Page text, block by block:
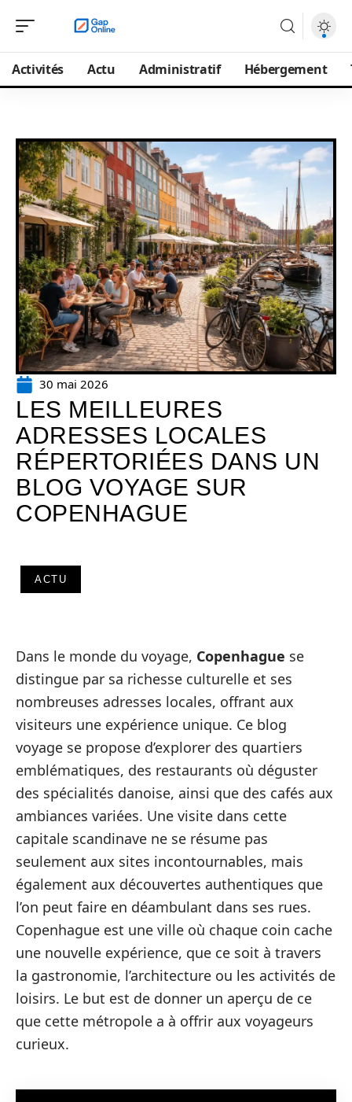
Activités Actu Administratif Hébergement
30 mai 2026
LES MEILLEURES
ADRESSES LOCALES
RÉPERTORIÉES DANS UN
BLOG VOYAGE SUR
COPENHAGUE
ACTU
Dans le monde du voyage, Copenhague se
distingue par sa richesse culturelle et ses
nombreuses adresses locales, offrant aux
visiteurs une expérience unique. Ce blog
voyage se propose d’explorer des quartiers
emblématiques, des restaurants où déguster
des spécialités danoise, ainsi que des cafés aux
ambiances variées. Une visite dans cette
capitale scandinave ne se résume pas
seulement aux sites incontournables, mais
également aux découvertes authentiques que
l’on peut faire en déambulant dans ses rues.
Copenhague est une ville où chaque coin cache
une nouvelle expérience, que ce soit à travers
la gastronomie, l’architecture ou les activités de
loisirs. Le but est de donner un aperçu de ce
que cette métropole a à offrir aux voyageurs
curieux.